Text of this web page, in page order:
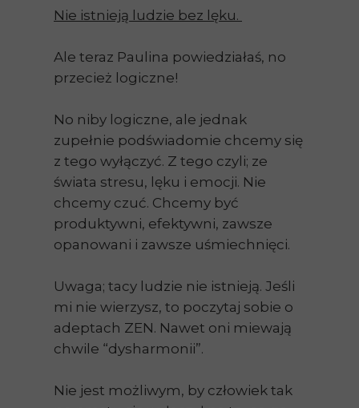
Nie istnieją ludzie bez lęku.
Ale teraz Paulina powiedziałaś, no
przecież logiczne!
No niby logiczne, ale jednak
zupełnie podświadomie chcemy się
z tego wyłączyć. Z tego czyli; ze
świata stresu, lęku i emocji. Nie
chcemy czuć. Chcemy być
produktywni, efektywni, zawsze
opanowani i zawsze uśmiechnięci.
Uwaga; tacy ludzie nie istnieją. Jeśli
mi nie wierzysz, to poczytaj sobie o
adeptach ZEN. Nawet oni miewają
chwile “dysharmonii”.
Nie jest możliwym, by człowiek tak